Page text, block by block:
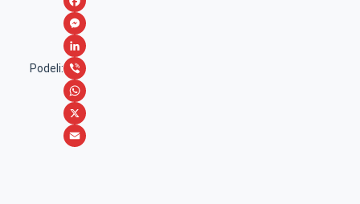
Podeli:
F
a
c
e
b
o
M
e
s
s
e
L
i
n
k
V
i
b
W
h
X